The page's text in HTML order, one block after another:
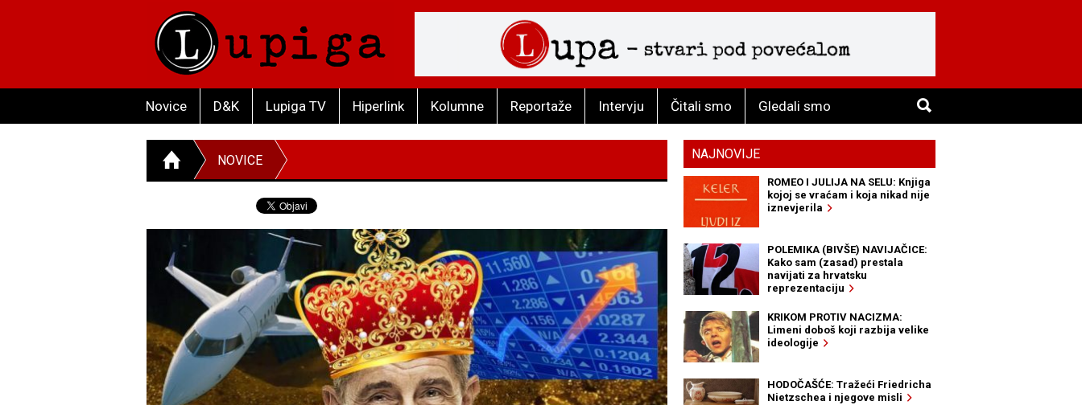
Novice D&K Lupiga TV Hiperlink Kolumne Reportaže Intervju Čitali smo Gledali smo
NOVICE NAJNOVIJE
ROMEO I JULIJA NA SELU: Knjiga
kojoj se vraćam i koja nikad nije
iznevjerila
POLEMIKA (BIVŠE) NAVIJAČICE:
Kako sam (zasad) prestala
navijati za hrvatsku
reprezentaciju
KRIKOM PROTIV NACIZMA:
Limeni doboš koji razbija velike
ideologije
HODOČAŠĆE: Tražeći Friedricha
Nietzschea i njegove misli